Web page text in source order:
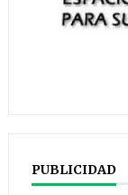
PUBLICIDAD